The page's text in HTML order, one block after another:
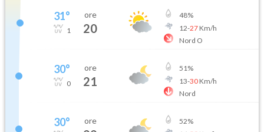
31°
1
ore
20
48%
12-27Km/h
Nord O
30°
0
ore
21
51%
13-30Km/h
Nord
30° ore 52%